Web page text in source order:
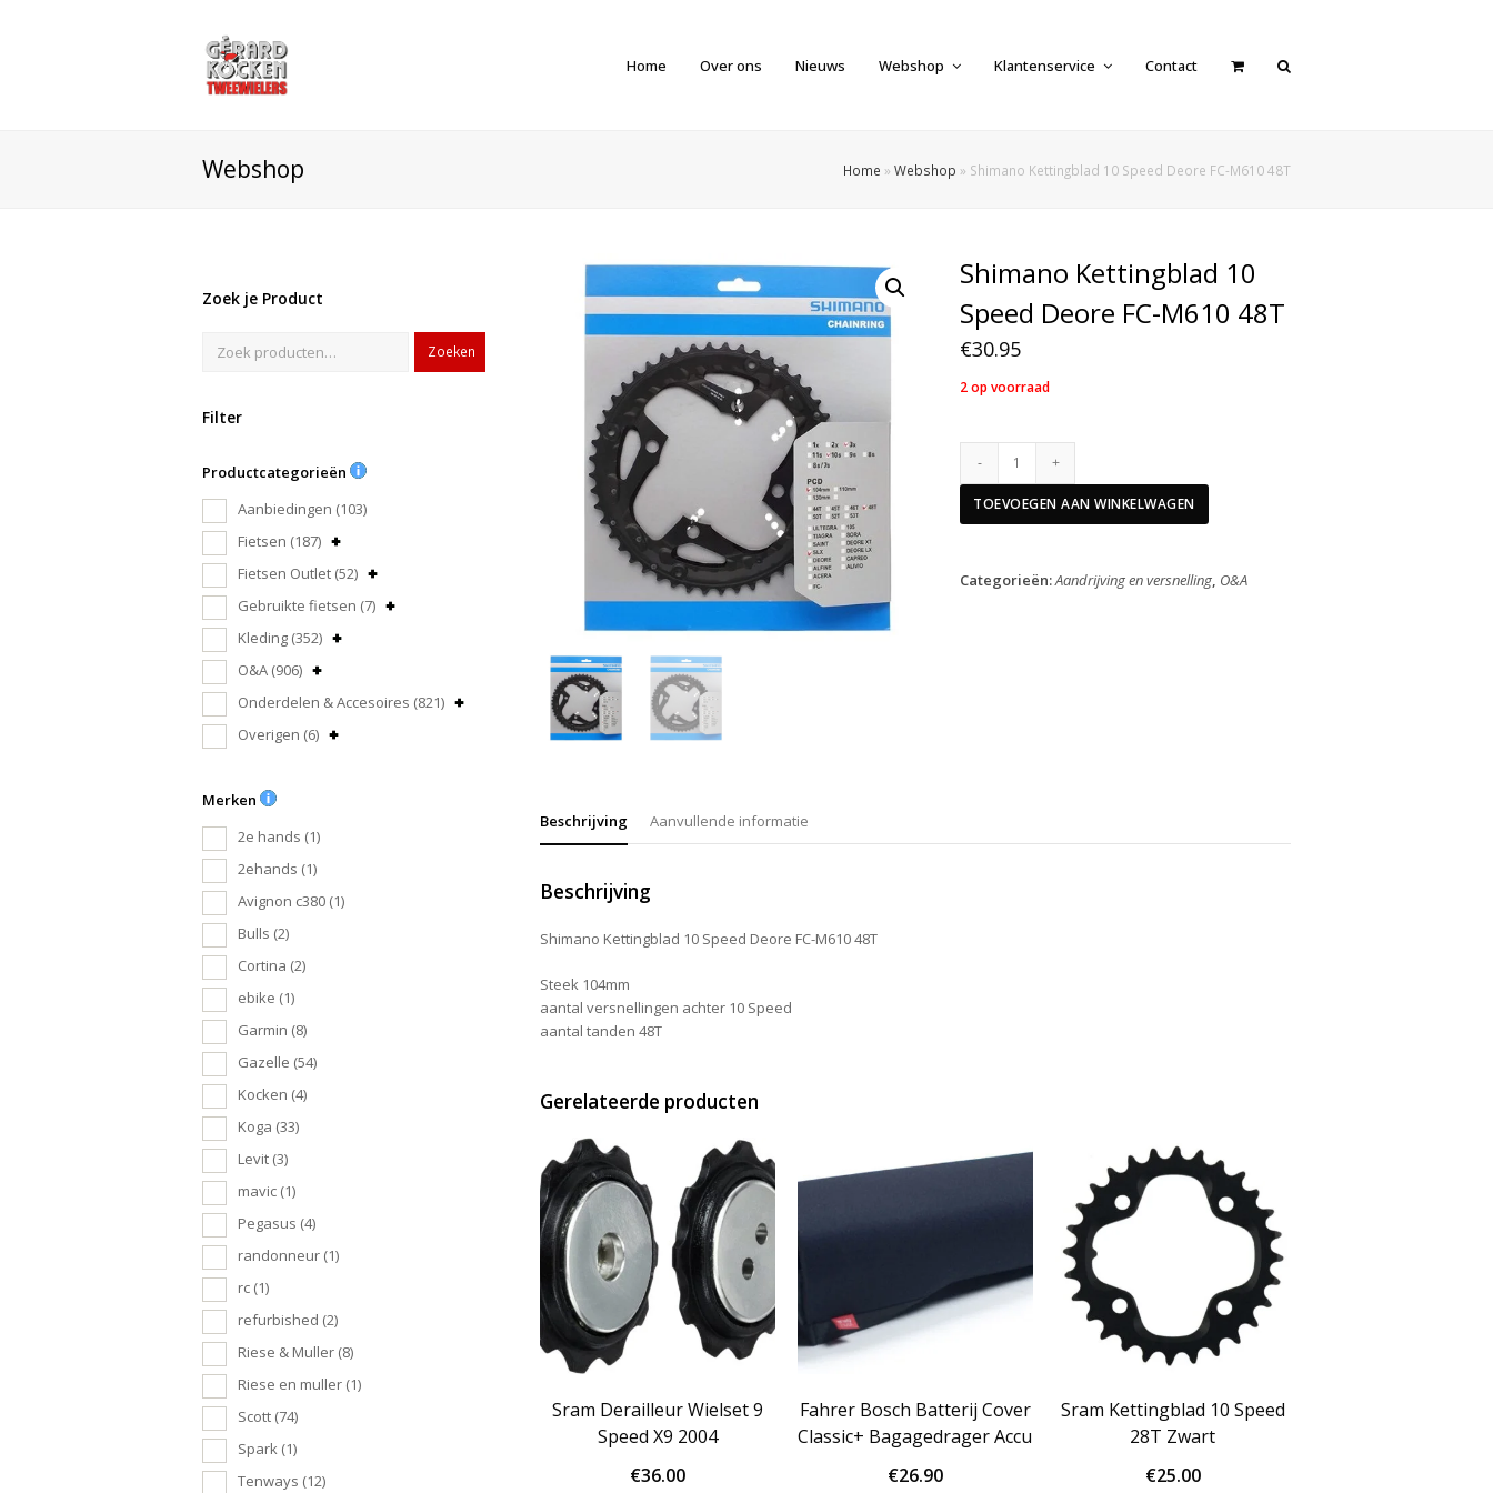
Home Over ons Nieuws Webshop Klantenservice Contact
Webshop Home » Webshop » Shimano Kettingblad 10 Speed Deore FC-M610 48T
Zoek je Product
Zoeken
Filter
Productcategorieën
Aanbiedingen (103)
Fietsen (187)
Fietsen Outlet (52)
Gebruikte fietsen (7)
Kleding (352)
O&A (906)
Onderdelen & Accesoires (821)
Overigen (6)
Merken
2e hands (1)
2ehands (1)
Avignon c380 (1)
Bulls (2)
Cortina (2)
ebike (1)
Garmin (8)
Gazelle (54)
Kocken (4)
Koga (33)
Levit (3)
mavic (1)
Pegasus (4)
randonneur (1)
rc (1)
refurbished (2)
Riese & Muller (8)
Riese en muller (1)
Scott (74)
Spark (1)
Tenways (12)
Shimano Kettingblad 10
Speed Deore FC-M610 48T
€30.95
2 op voorraad
Shimano
10
Speed
M610
TOEVOEGEN AAN WINKELWAGEN
Categorieën:Aandrijving en versnelling, O&A
Beschrijving Aanvullende informatie
Beschrijving
Shimano Kettingblad 10 Speed Deore FC-M610 48T
Steek 104mm
aantal versnellingen achter 10 Speed
aantal tanden 48T
Gerelateerde producten
Sram Derailleur Wielset 9
Speed X9 2004
€36.00
Fahrer Bosch Batterij Cover
Classic+ Bagagedrager Accu
€26.90
Sram Kettingblad 10 Speed
28T Zwart
€25.00